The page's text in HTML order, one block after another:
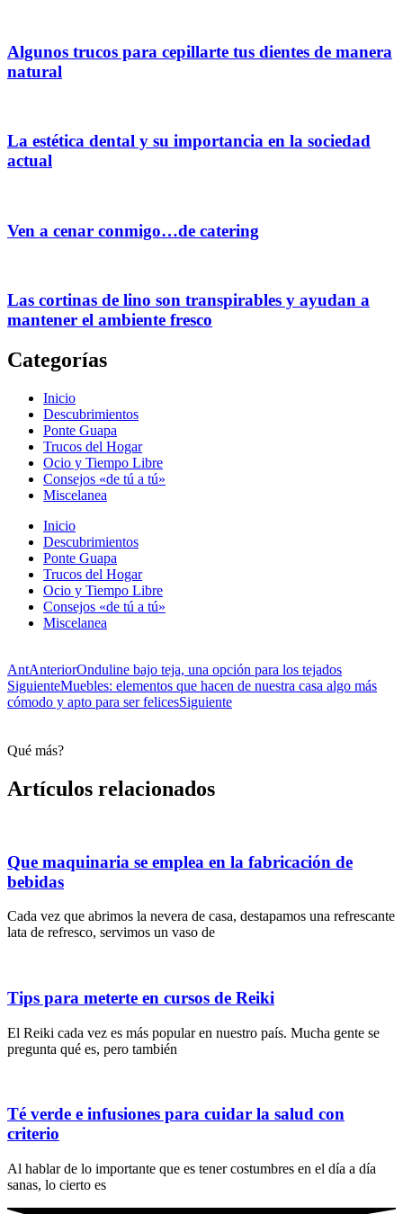
Algunos trucos para cepillarte tus dientes de manera
natural
La estética dental y su importancia en la sociedad
actual
Ven a cenar conmigo…de catering
Las cortinas de lino son transpirables y ayudan a
mantener el ambiente fresco
Categorías
Inicio
Descubrimientos
Ponte Guapa
Trucos del Hogar
Ocio y Tiempo Libre
Consejos «de tú a tú»
Miscelanea
Inicio
Descubrimientos
Ponte Guapa
Trucos del Hogar
Ocio y Tiempo Libre
Consejos «de tú a tú»
Miscelanea
AntAnteriorOnduline bajo teja, una opción para los tejados
SiguienteMuebles: elementos que hacen de nuestra casa algo más
cómodo y apto para ser felicesSiguiente
Qué más?
Artículos relacionados
Que maquinaria se emplea en la fabricación de
bebidas
Cada vez que abrimos la nevera de casa, destapamos una refrescante
lata de refresco, servimos un vaso de
Tips para meterte en cursos de Reiki
El Reiki cada vez es más popular en nuestro país. Mucha gente se
pregunta qué es, pero también
Té verde e infusiones para cuidar la salud con
criterio
Al hablar de lo importante que es tener costumbres en el día a día
sanas, lo cierto es